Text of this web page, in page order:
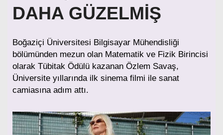
DAHA GÜZELMİŞ
Boğaziçi Üniversitesi Bilgisayar Mühendisliği
bölümünden mezun olan Matematik ve Fizik Birincisi
olarak Tübitak Ödülü kazanan Özlem Savaş,
Üniversite yıllarında ilk sinema filmi ile sanat
camiasına adım attı.